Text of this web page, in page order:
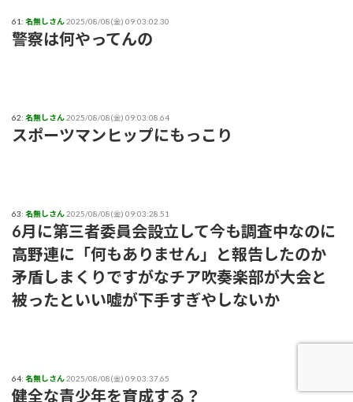
61: 名無しさん2025/08/08(金) 09:03:02.30
警察は何やってんの
62: 名無しさん2025/08/08(金) 09:03:08.64
スポーツマンヒップにもっこり
63: 名無しさん2025/08/08(金) 09:03:28.51
6月に第三者委員会設立して今も調査中なのに
高野連に「何もありません」と報告したのか
矛盾しまくりですがなチア吹奏楽部が大会と
被ったといい嘘が下手すぎやしないか
64: 名無しさん2025/08/08(金) 09:03:37.65
健全な青少年を育成する？